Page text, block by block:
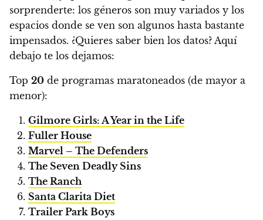
sorprenderte: los géneros son muy variados y los
espacios donde se ven son algunos hasta bastante
impensados. ¿Quieres saber bien los datos? Aquí
debajo te los dejamos:
Top 20 de programas maratoneados (de mayor a
menor):
Gilmore Girls: A Year in the Life
Fuller House
Marvel – The Defenders
The Seven Deadly Sins
The Ranch
Santa Clarita Diet
Trailer Park Boys